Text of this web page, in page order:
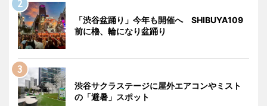
「渋谷盆踊り」今年も開催へ SHIBUYA109
前に櫓、輪になり盆踊り
渋谷サクラステージに屋外エアコンやミスト
の「避暑」スポット